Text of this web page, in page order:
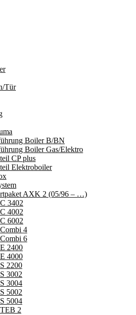
Tür
Boiler B/BN
Boiler Gas/Elektro
CP plus
Elektroboiler
AXK 2 (05/96 – …)
3402
4002
6002
4
6
2400
4000
2200
3002
3004
5002
5004
2